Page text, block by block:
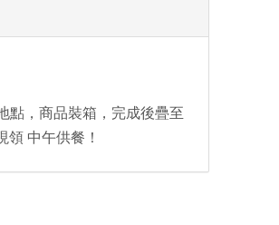
點，商品裝箱，完成後疊至
中午供餐！